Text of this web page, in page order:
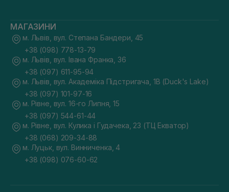
МАГАЗИНИ
м. Львів, вул. Степана Бандери, 45
+38 (098) 778-13-79
м. Львів, вул. Івана Франка, 36
+38 (097) 611-95-94
м. Львів, вул. Академіка Підстригача, 1В (Duck's Lake)
+38 (097) 101-97-16
м. Рівне, вул. 16-го Липня, 15
+38 (097) 544-61-44
м. Рівне, вул. Кулика і Гудачека, 23 (ТЦ Екватор)
+38 (068) 209-34-88
м. Луцьк, вул. Винниченка, 4
+38 (098) 076-60-62